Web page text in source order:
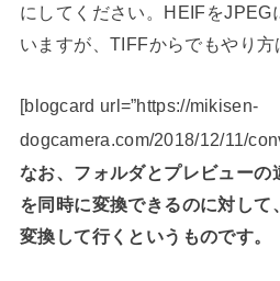
にしてください。HEIFをJPEG
いますが、TIFFからでもやり方
[blogcard url=”https://mikisen-
dogcamera.com/2018/12/11/
なお、フォルダとプレビューの
を同時に変換できるのに対し
変換して行くというものです。